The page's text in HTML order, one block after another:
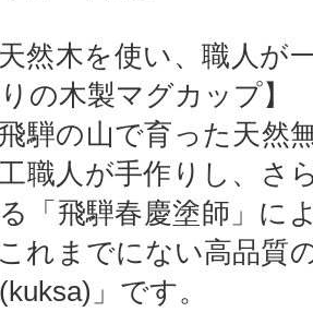
天然木を使い、職人が
の木製マグカップ】
騨の山で育った天然
職人が手作りし、さ
「飛騨春慶塗師」に
れまでにない高品質
」です。